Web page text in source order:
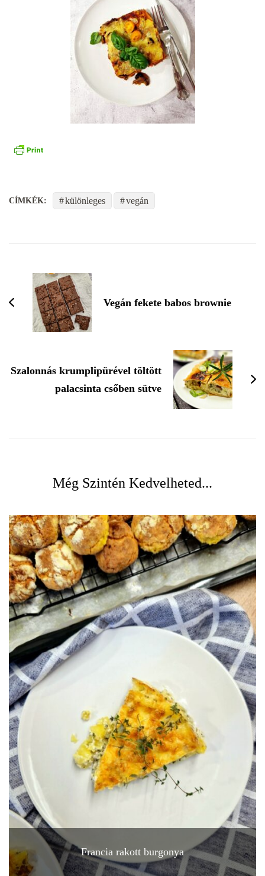
CÍMKÉK: különleges vegán
Vegán fekete babos brownie
Szalonnás krumplipürével töltött
palacsinta csőben sütve
Még Szintén Kedvelheted...
Francia rakott burgonya